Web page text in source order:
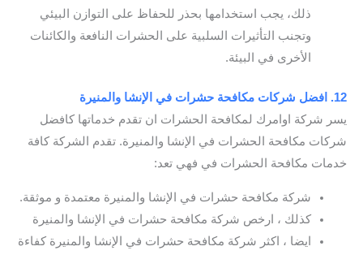
ذلك، يجب استخدامها بحذر للحفاظ على التوازن البيئي
وتجنب التأثيرات السلبية على الحشرات النافعة والكائنات
الأخرى في البيئة.
12. افضل شركات مكافحة حشرات في الإنشا والمنيرة
يسر شركة اوامرك لمكافحة الحشرات ان تقدم خدماتها كافضل
شركات مكافحة الحشرات في الإنشا والمنيرة. تقدم الشركة كافة
خدمات مكافحة الحشرات في فهي تعد:
شركة مكافحة حشرات في الإنشا والمنيرة معتمدة و موثقة.
كذلك ، ارخص شركة مكافحة حشرات في الإنشا والمنيرة
ايضا ، اكثر شركة مكافحة حشرات في الإنشا والمنيرة كفاءة